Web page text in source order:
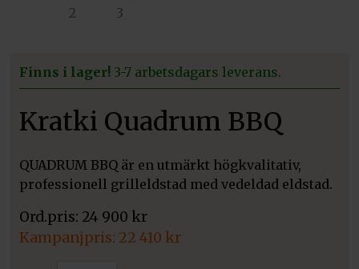
Finns i lager! 3-7 arbetsdagars leverans.
Kratki Quadrum BBQ
QUADRUM BBQ är en utmärkt högkvalitativ,
professionell grilleldstad med vedeldad eldstad.
24 900 kr
Det
22 410 kr